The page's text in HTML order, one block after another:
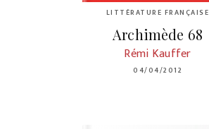
LITTÉRATURE FRANÇAISE
Archimède 68
Rémi Kauffer
04/04/2012